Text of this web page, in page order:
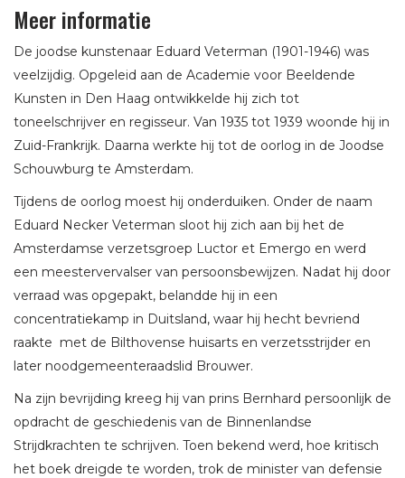
Meer informatie
De joodse kunstenaar Eduard Veterman (1901-1946) was
veelzijdig. Opgeleid aan de Academie voor Beeldende
Kunsten in Den Haag ontwikkelde hij zich tot
toneelschrijver en regisseur. Van 1935 tot 1939 woonde hij in
Zuid-Frankrijk. Daarna werkte hij tot de oorlog in de Joodse
Schouwburg te Amsterdam.
Tijdens de oorlog moest hij onderduiken. Onder de naam
Eduard Necker Veterman sloot hij zich aan bij het de
Amsterdamse verzetsgroep Luctor et Emergo en werd
een meestervervalser van persoonsbewijzen. Nadat hij door
verraad was opgepakt, belandde hij in een
concentratiekamp in Duitsland, waar hij hecht bevriend
raakte met de Bilthovense huisarts en verzetsstrijder en
later noodgemeenteraadslid Brouwer.
Na zijn bevrijding kreeg hij van prins Bernhard persoonlijk de
opdracht de geschiedenis van de Binnenlandse
Strijdkrachten te schrijven. Toen bekend werd, hoe kritisch
het boek dreigde te worden, trok de minister van defensie